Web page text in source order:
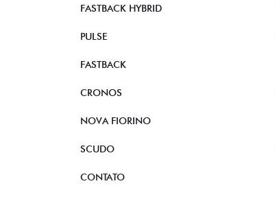
FASTBACK HYBRID
PULSE
FASTBACK
CRONOS
NOVA FIORINO
SCUDO
CONTATO